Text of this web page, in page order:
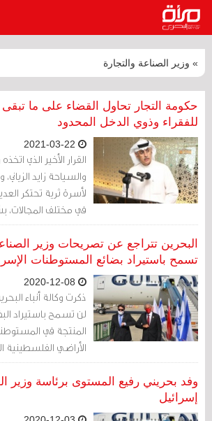
» وزير الصناعة والتجارة
حكومة التجار تحاول القضاء على ما
للفقراء وذوي الدخل المحدود
القرار الأخير الذي
والسياحة زايد
لأسرة ثرية تحتكر
موعداً نهائياً
من يقدمون خدمات
التواصل الاجتماعي كان
ويضيق على الفقراء
والعاطلين عن العمل
التواصل الاجتماعي
دنانير
البحرين تتراجع عن تصريحات وزير
تسمح باستيراد بضائع المستوطنات
ذكرت وكالة أنباء
لن تسمح باستيراد
المنتجة في
الأراضي الفلسطينية
للتصريحات المنسوبة
الأسبوع الماضي
وفد بحريني رفيع المستوى برئاسة وزير
إسرائيل